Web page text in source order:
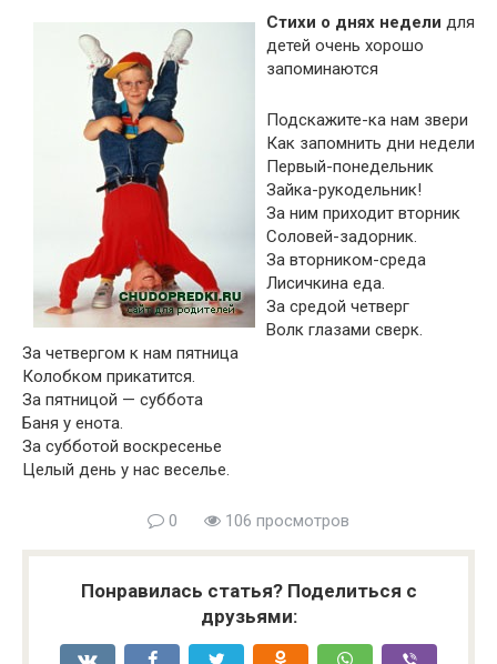
Стихи о днях недели для
детей очень хорошо
запоминаются
Подскажите-ка нам звери
Как запомнить дни недели
Первый-понедельник
Зайка-рукодельник!
За ним приходит вторник
Соловей-задорник.
За вторником-среда
Лисичкина еда.
За средой четверг
Волк глазами сверк.
За четвергом к нам пятница
Колобком прикатится.
За пятницой — суббота
Баня у енота.
За субботой воскресенье
Целый день у нас веселье.
0 106 просмотров
Понравилась статья? Поделиться с
друзьями: